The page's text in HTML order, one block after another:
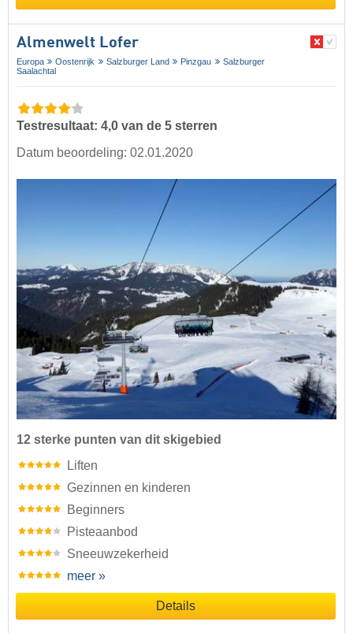
Almenwelt Lofer
Europa Oostenrijk Salzburger Land Pinzgau
Salzburger
Saalachtal
Testresultaat: 4,0 van de 5 sterren
Datum beoordeling: 02.01.2020
12 sterke punten van dit skigebied
Liften
Gezinnen en kinderen
Beginners
Pisteaanbod
Sneeuwzekerheid
meer »
Details